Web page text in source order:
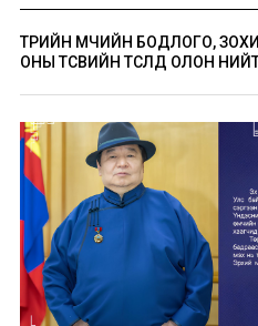
ТӨРИЙН ӨМЧИЙН БОДЛОГО,
ОНЫ ТӨСВИЙН ТӨСӨЛД ОЛОН